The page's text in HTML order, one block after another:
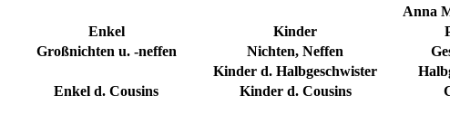
Anna
Enkel
Kinder
Großnichten u. -neffen
Nichten, Neffen
Kinder d. Halbgeschwister
Enkel d. Cousins
Kinder d. Cousins